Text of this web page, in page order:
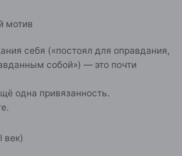
мотив
себя («постоял для оправдания,
собой») — это почти
одна привязанность.
век)